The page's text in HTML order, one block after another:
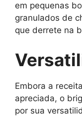
em pequenas
granulados de
que derrete na
Embora a
apreciada, o
por sua